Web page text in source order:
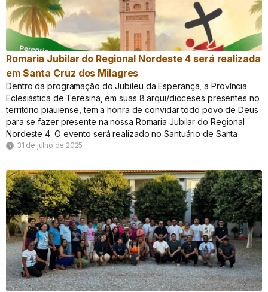
Romaria Jubilar do Regional Nordeste 4 será realizada
em Santa Cruz dos Milagres
Dentro da programação do Jubileu da Esperança, a Província
Eclesiástica de Teresina, em suas 8 arqui/dioceses presentes no
território piauiense, tem a honra de convidar todo povo de Deus
para se fazer presente na nossa Romaria Jubilar do Regional
Nordeste 4. O evento será realizado no Santuário de Santa
31 de julho de 2025